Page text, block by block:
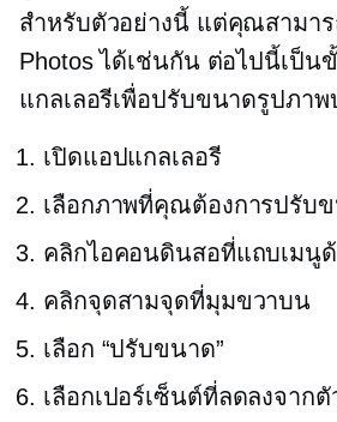
สำหรับตัวอย่างนี้ แต่คุณสามาร
Photos ได้เช่นกัน ต่อไปนี้เป็น
แกลเลอรีเพื่อปรับขนาดรูปภาพ
เปิดแอปแกลเลอรี
เลือกภาพที่คุณต้องการปรับ
คลิกไอคอนดินสอที่แถบเมนู
คลิกจุดสามจุดที่มุมขวาบน
เลือก “ปรับขนาด”
เลือกเปอร์เซ็นต์ที่ลดลงจาก